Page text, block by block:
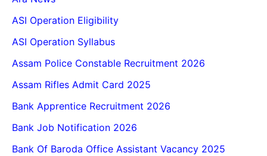
ASI Operation Eligibility
ASI Operation Syllabus
Assam Police Constable Recruitment 2026
Assam Rifles Admit Card 2025
Bank Apprentice Recruitment 2026
Bank Job Notification 2026
Bank Of Baroda Office Assistant Vacancy 2025